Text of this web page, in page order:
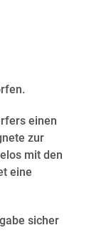
einen
zur
mit den
eine
sicher